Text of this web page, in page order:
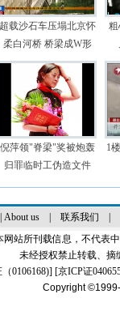
超载沙石车压塌北京怀
柔白河桥 桥梁成W形
倪萍领"脊梁"奖被炮轰
归罪临时工伪造文件
1
About us| 联系我们
网站所刊载信息，不代表
未经授权禁止转载、摘
0106168)] [京ICP证
Copyright